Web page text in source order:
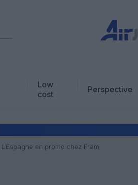
Low
cost
Perspective
L’Espagne en promo chez Fram